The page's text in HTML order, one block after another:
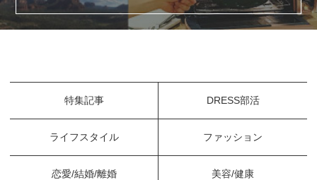
特集記事 DRESS部活
ライフスタイル ファッション
恋愛/結婚/離婚 美容/健康